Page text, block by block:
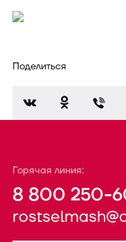
Поделиться
Горячая линия:
8 800 250-